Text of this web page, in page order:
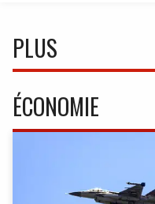
PLUS
ÉCONOMIE